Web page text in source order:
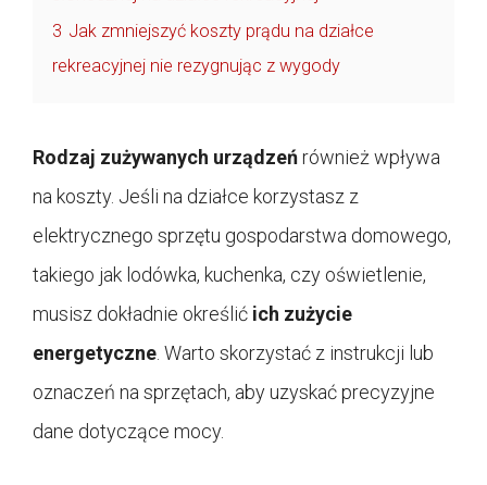
3 Jak zmniejszyć koszty prądu na działce
rekreacyjnej nie rezygnując z wygody
Rodzaj zużywanych urządzeńrównież wpływa
na koszty. Jeśli na działce korzystasz z
elektrycznego sprzętu gospodarstwa domowego,
takiego jak lodówka, kuchenka, czy oświetlenie,
musisz dokładnie określić ich zużycie
energetyczne . Warto skorzystać z instrukcji lub
oznaczeń na sprzętach, aby uzyskać precyzyjne
dane dotyczące mocy.